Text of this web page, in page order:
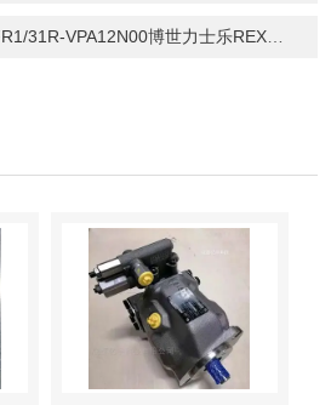
VPA12N00博世力士乐REXROTH柱塞泵